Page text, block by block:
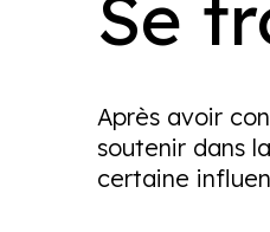
Se
Après avoir
soutenir dans la
certaine